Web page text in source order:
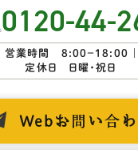
0120-44-
営業時間 8:00−18:00 ｜
定休日 日曜・祝日
Web お問い合